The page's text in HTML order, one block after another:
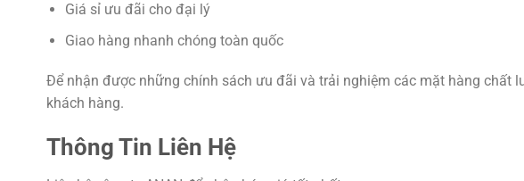
Giá sỉ ưu đãi cho đại lý
Giao hàng nhanh chóng toàn quốc
Để nhận được những chính sách ưu đãi và trải nghiệm các mặt hàng chất
khách hàng.
Thông Tin Liên Hệ